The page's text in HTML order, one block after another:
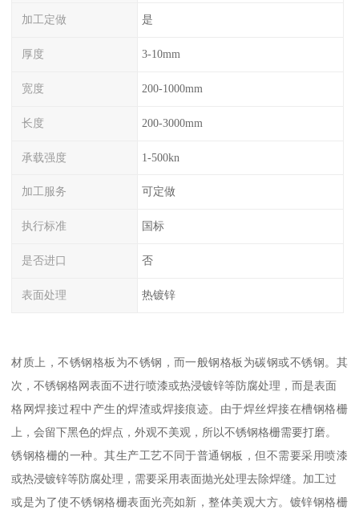
加工定做 是
厚度 3-10mm
宽度 200-1000mm
长度 200-3000mm
承载强度 1-500kn
加工服务 可定做
执行标准 国标
是否进口 否
表面处理 热镀锌
材质上，不锈钢格板为不锈钢，而一般钢格板为碳钢或不锈钢。其
次，不锈钢格网表面不进行喷漆或热浸镀锌等防腐处理，而是表面
格网焊接过程中产生的焊渣或焊接痕迹。由于焊丝焊接在槽钢格栅
上，会留下黑色的焊点，外观不美观，所以不锈钢格栅需要打磨。
锈钢格栅的一种。其生产工艺不同于普通钢板，但不需要采用喷漆
或热浸镀锌等防腐处理，需要采用表面抛光处理去除焊缝。加工过
或是为了使不锈钢格栅表面光亮如新，整体美观大方。镀锌钢格栅